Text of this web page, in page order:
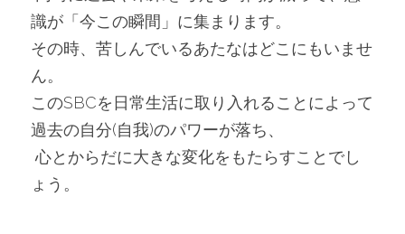
識が「今この瞬間」に集まります。
その時、苦しんでいるあたなはどこにもいませ
ん。
このSBCを日常生活に取り入れることによって
過去の自分(自我)のパワーが落ち、
心とからだに大きな変化をもたらすことでし
ょう。